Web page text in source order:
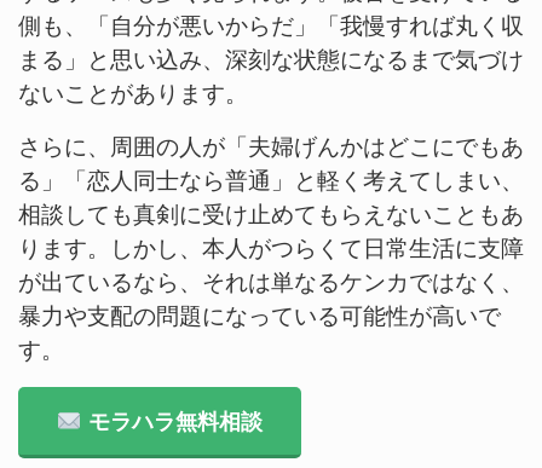
側も、「自分が悪いからだ」「我慢すれば丸く収
まる」と思い込み、深刻な状態になるまで気づけ
ないことがあります。
さらに、周囲の人が「夫婦げんかはどこにでもあ
る」「恋人同士なら普通」と軽く考えてしまい、
相談しても真剣に受け止めてもらえないこともあ
ります。しかし、本人がつらくて日常生活に支障
が出ているなら、それは単なるケンカではなく、
暴力や支配の問題になっている可能性が高いで
す。
モラハラ無料相談